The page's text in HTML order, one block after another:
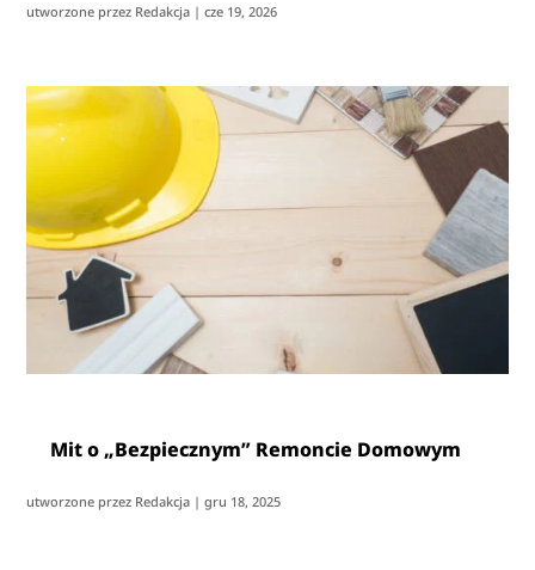
utworzone przez Redakcja |cze 19, 2026
Mit o „Bezpiecznym” Remoncie Domowym
utworzone przez Redakcja |gru 18, 2025